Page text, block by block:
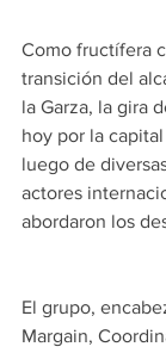
Como fructífera
transición del
la Garza, la gira
hoy por la
luego de
actores
abordaron los
El grupo,
Margain,